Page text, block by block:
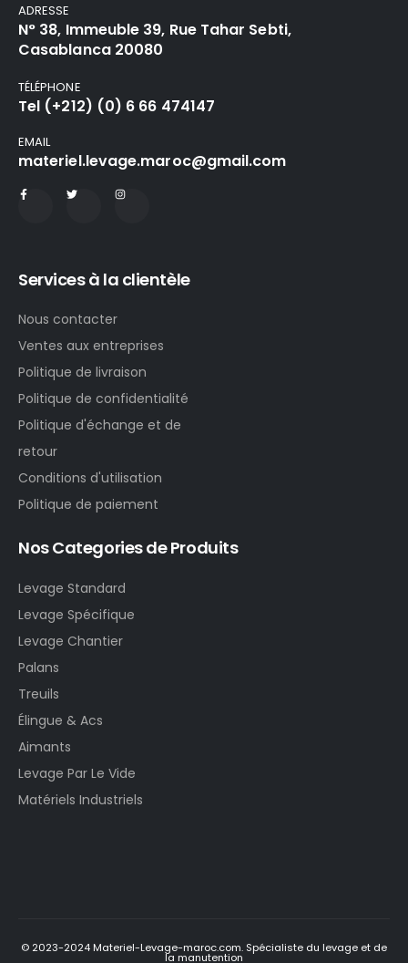
ADRESSE
N° 38, Immeuble 39, Rue Tahar Sebti,
Casablanca 20080
TÉLÉPHONE
Tel (+212) (0) 6 66 474147
EMAIL
materiel.levage.maroc@gmail.com
Services à la clientèle
Nous contacter
Ventes aux entreprises
Politique de livraison
Politique de confidentialité
Politique d'échange et de
retour
Conditions d'utilisation
Politique de paiement
Nos Categories de Produits
Levage Standard
Levage Spécifique
Levage Chantier
Palans
Treuils
Élingue & Acs
Aimants
Levage Par Le Vide
Matériels Industriels
© 2023-2024 Materiel-Levage-maroc.com. Spécialiste du levage et de
la manutention